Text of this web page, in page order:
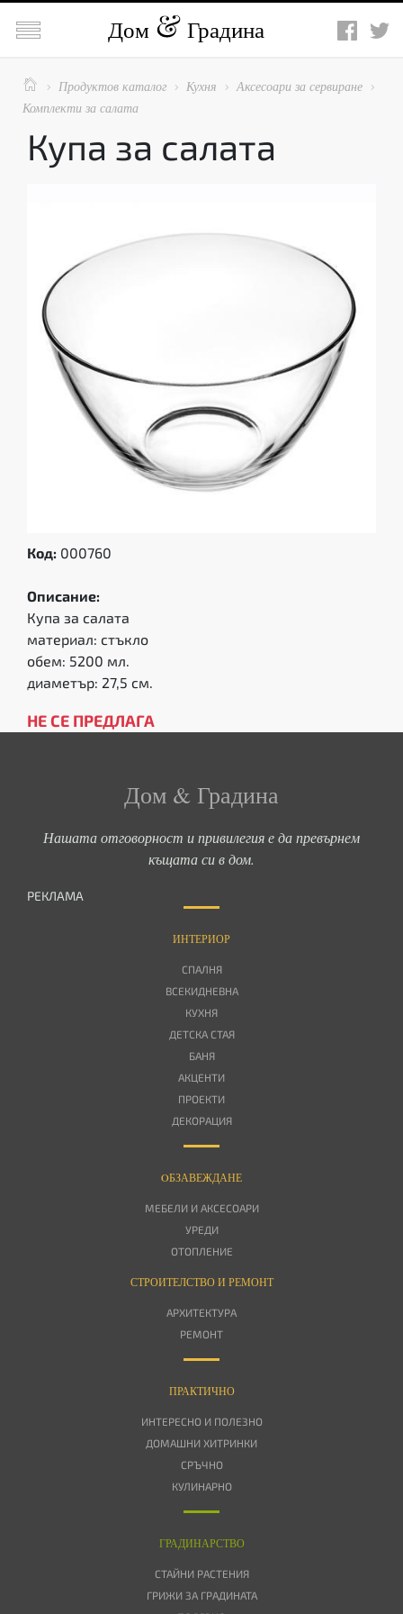
 Дом Градина
  Продуктов каталог  Кухня  Аксесоари за сервиране 
Комплекти за салата
Купа за салата
Код: 000760
Описание:
Купа за салата
материал: стъкло
обем: 5200 мл.
диаметър: 27,5 см.
НЕ СЕ ПРЕДЛАГА
Дом & Градина
Нашата отговорност и привилегия е да превърнем
къщата си в дом.
РЕКЛАМА
ИНТЕРИОР
СПАЛНЯ
ВСЕКИДНЕВНА
КУХНЯ
ДЕТСКА СТАЯ
БАНЯ
АКЦЕНТИ
ПРОЕКТИ
ДЕКОРАЦИЯ
OБЗАВЕЖДАНЕ
МЕБЕЛИ И АКСЕСОАРИ
УРЕДИ
ОТОПЛЕНИЕ
СТРОИТЕЛСТВО И РЕМОНТ
АРХИТЕКТУРА
РЕМОНТ
ПРАКТИЧНО
ИНТЕРЕСНО И ПОЛЕЗНО
ДОМАШНИ ХИТРИНКИ
СРЪЧНО
КУЛИНАРНО
ГРАДИНАРСТВО
СТАЙНИ РАСТЕНИЯ
ГРИЖИ ЗА ГРАДИНАТА